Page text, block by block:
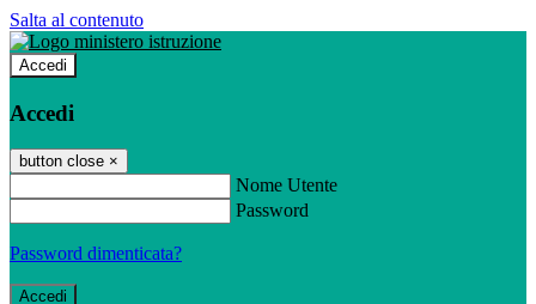
Salta al contenuto
Accedi
Accedi
button close ×
Nome Utente
Password
Password dimenticata?